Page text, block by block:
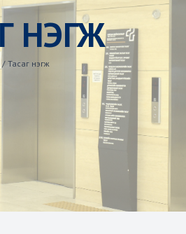
НЭГЖ
/ Тасаг нэгж